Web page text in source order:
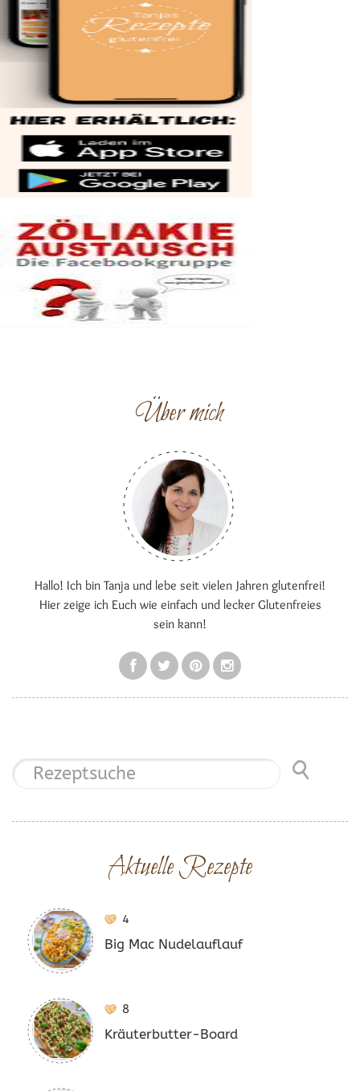
Über mich
Hallo! Ich bin Tanja und lebe seit vielen Jahren glutenfrei!
Hier zeige ich Euch wie einfach und lecker Glutenfreies
sein kann!
Aktuelle Rezepte
4
Big Mac Nudelauflauf
8
Kräuterbutter-Board